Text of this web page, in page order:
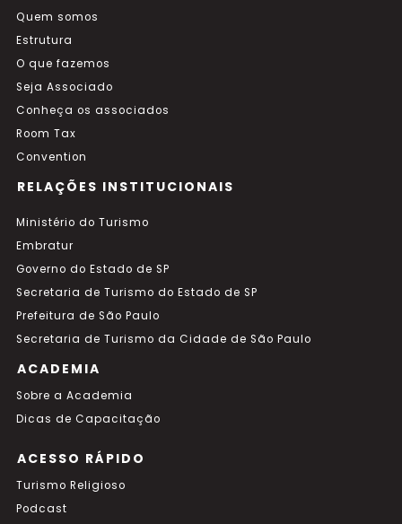
Quem somos
Estrutura
O que fazemos
Seja Associado
Conheça os associados
Room Tax
Convention
RELAÇÕES INSTITUCIONAIS
Ministério do Turismo
Embratur
Governo do Estado de SP
Secretaria de Turismo do Estado de SP
Prefeitura de São Paulo
Secretaria de Turismo da Cidade de São Paulo
ACADEMIA
Sobre a Academia
Dicas de Capacitação
ACESSO RÁPIDO
Turismo Religioso
Podcast